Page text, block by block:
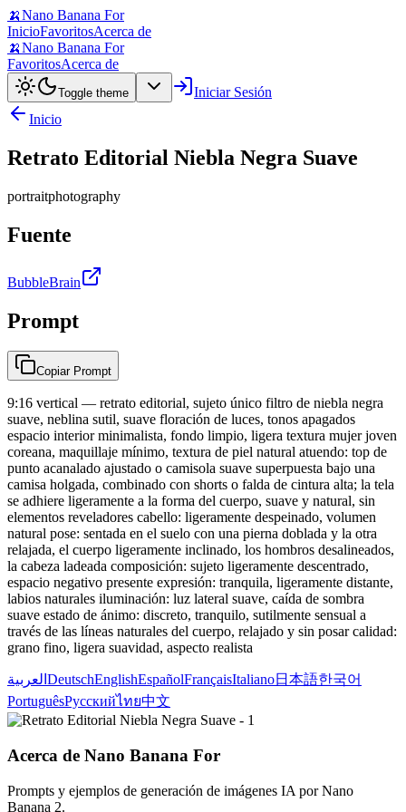
🍌Nano Banana For
InicioFavoritosAcerca de
🍌Nano Banana For
FavoritosAcerca de
Toggle theme
Iniciar Sesión
Inicio
Retrato Editorial Niebla Negra Suave
portraitphotography
Fuente
BubbleBrain
Prompt
Copiar Prompt
9:16 vertical — retrato editorial, sujeto único filtro de niebla negra
suave, neblina sutil, suave floración de luces, tonos apagados
espacio interior minimalista, fondo limpio, ligera textura mujer joven
coreana, maquillaje mínimo, textura de piel natural atuendo: top de
punto acanalado ajustado o camisola suave superpuesta bajo una
camisa holgada, combinado con shorts o falda de cintura alta; la tela
se adhiere ligeramente a la forma del cuerpo, suave y natural, sin
elementos reveladores cabello: ligeramente despeinado, volumen
natural pose: sentada en el suelo con una pierna doblada y la otra
relajada, el cuerpo ligeramente inclinado, los hombros desalineados,
la cabeza ladeada composición: sujeto ligeramente descentrado,
espacio negativo presente expresión: tranquila, ligeramente distante,
labios naturales iluminación: luz lateral suave, caída de sombra
suave estado de ánimo: discreto, tranquilo, sutilmente sensual a
través de las líneas naturales del cuerpo, relajado y sin posar calidad:
grano fino, ligera suavidad, aspecto realista
العربية DeutschEnglishEspañolFrançaisItaliano日本語한국어
PortuguêsРусскийไทย中文
Acerca de Nano Banana For
Prompts y ejemplos de generación de imágenes IA por Nano
Banana 2.